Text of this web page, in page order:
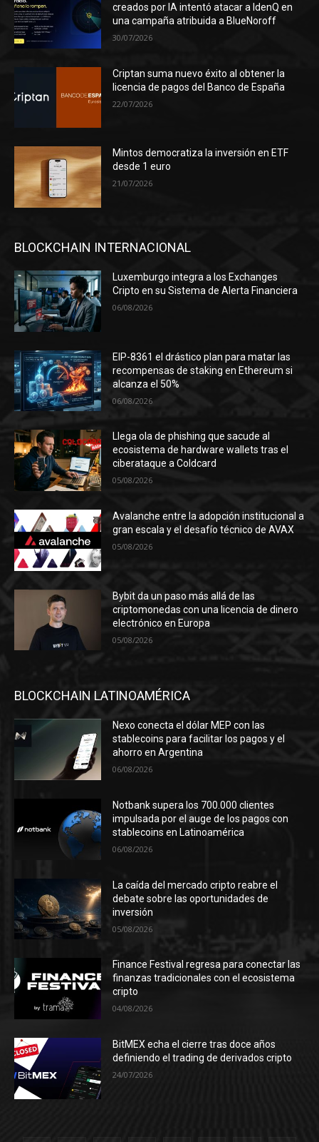
creados por IA intentó atacar a IdenQ en
una campaña atribuida a BlueNoroff
30/07/2026
Criptan suma nuevo éxito al obtener la
licencia de pagos del Banco de España
22/07/2026
Mintos democratiza la inversión en ETF
desde 1 euro
21/07/2026
BLOCKCHAIN INTERNACIONAL
Luxemburgo integra a los Exchanges
Cripto en su Sistema de Alerta Financiera
06/08/2026
EIP-8361 el drástico plan para matar las
recompensas de staking en Ethereum si
alcanza el 50%
06/08/2026
Llega ola de phishing que sacude al
ecosistema de hardware wallets tras el
ciberataque a Coldcard
05/08/2026
Avalanche entre la adopción institucional a
gran escala y el desafío técnico de AVAX
05/08/2026
Bybit da un paso más allá de las
criptomonedas con una licencia de dinero
electrónico en Europa
05/08/2026
BLOCKCHAIN LATINOAMÉRICA
Nexo conecta el dólar MEP con las
stablecoins para facilitar los pagos y el
ahorro en Argentina
06/08/2026
Notbank supera los 700.000 clientes
impulsada por el auge de los pagos con
stablecoins en Latinoamérica
06/08/2026
La caída del mercado cripto reabre el
debate sobre las oportunidades de
inversión
05/08/2026
Finance Festival regresa para conectar las
finanzas tradicionales con el ecosistema
cripto
04/08/2026
BitMEX echa el cierre tras doce años
definiendo el trading de derivados cripto
24/07/2026